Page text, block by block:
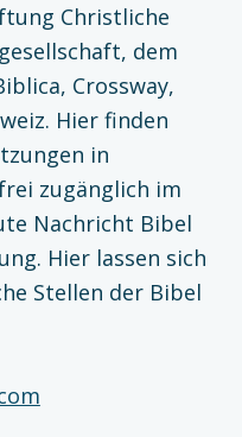
Christliche
dem
Crossway,
Hier finden
in
zugänglich im
Nachricht Bibel
Hier lassen sich
Stellen der Bibel